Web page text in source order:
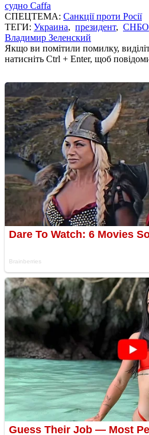
судно Caffa
СПЕЦТЕМА: Санкції проти Росії
ТЕГИ: Украина, президент, СНБО
Владимир Зеленский
Якщо ви помітили помилку,
натисніть Ctrl + Enter, щоб